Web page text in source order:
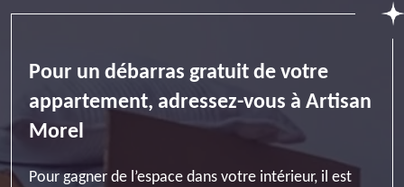
Pour un débarras gratuit de votre
appartement, adressez-vous à Artisan
Morel
Pour gagner de l’espace dans votre intérieur, il est